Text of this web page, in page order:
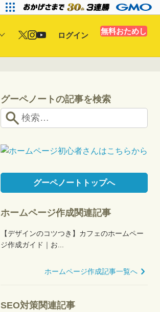
ログイン 無料おためし
グーペノートの記事を検索
グーペノートトップへ
ホームページ作成関連記事
【デザインのコツつき】カフェのホームペー
ジ作成ガイド｜お...
ホームページ作成記事一覧へ
SEO対策関連記事